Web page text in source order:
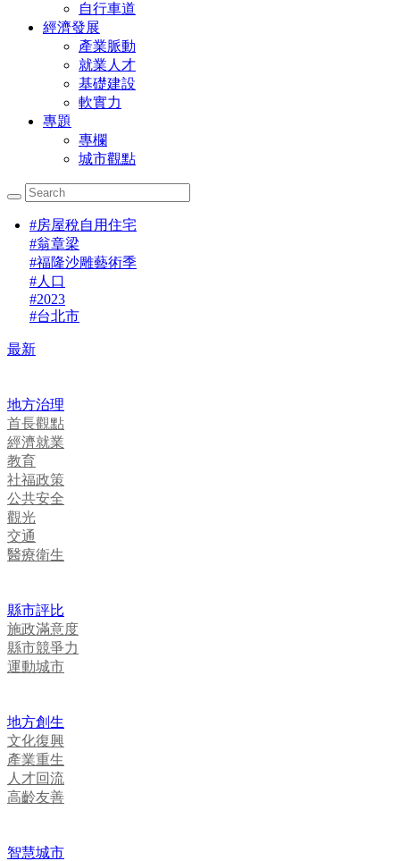
自行車道
經濟發展
產業脈動
就業人才
基礎建設
軟實力
專題
專欄
城市觀點
#房屋稅自用住宅
#翁章梁
#福隆沙雕藝術季
#人口
#2023
#台北市
最新
地方治理
首長觀點
經濟就業
教育
社福政策
公共安全
觀光
交通
醫療衛生
縣市評比
施政滿意度
縣市競爭力
運動城市
地方創生
文化復興
產業重生
人才回流
高齡友善
智慧城市